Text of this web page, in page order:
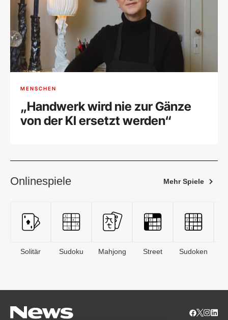
MENSCHEN
„Handwerk wird nie zur Gänze
von der KI ersetzt werden“
Onlinespiele Mehr Spiele
Solitär Sudoku Mahjong Street Sudoken